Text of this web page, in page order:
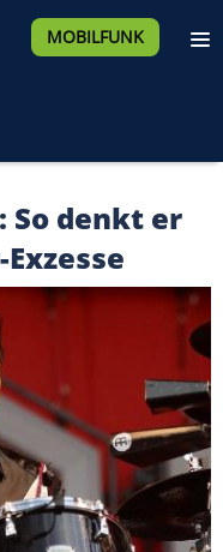
MOBILFUNK
So denkt er